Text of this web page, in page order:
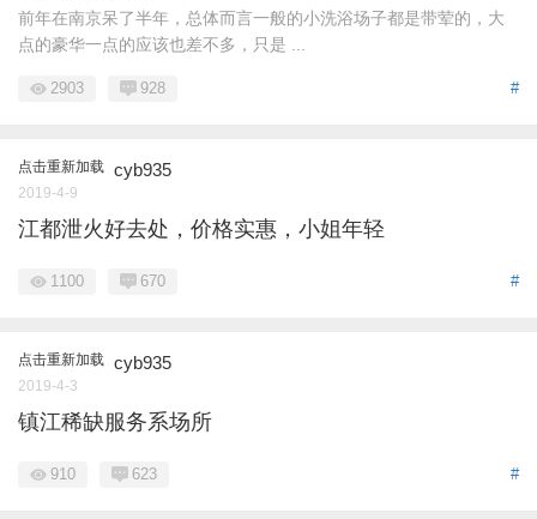
前年在南京呆了半年，总体而言一般的小洗浴场子都是带荤的，大
点的豪华一点的应该也差不多，只是 ...
#
2903 928
点击重新加载 cyb935
2019-4-9
江都泄火好去处，价格实惠，小姐年轻
#
1100 670
点击重新加载 cyb935
2019-4-3
镇江稀缺服务系场所
#
910 623